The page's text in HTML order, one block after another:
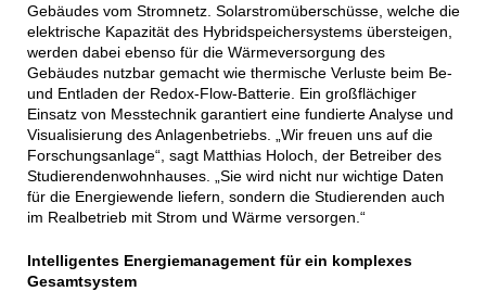
Gebäudes vom Stromnetz. Solarstromüberschüsse, welche die
elektrische Kapazität des Hybridspeichersystems übersteigen,
werden dabei ebenso für die Wärmeversorgung des
Gebäudes nutzbar gemacht wie thermische Verluste beim Be-
und Entladen der Redox-Flow-Batterie. Ein großflächiger
Einsatz von Messtechnik garantiert eine fundierte Analyse und
Visualisierung des Anlagenbetriebs. „Wir freuen uns auf die
Forschungsanlage“, sagt Matthias Holoch, der Betreiber des
Studierendenwohnhauses. „Sie wird nicht nur wichtige Daten
für die Energiewende liefern, sondern die Studierenden auch
im Realbetrieb mit Strom und Wärme versorgen.“
Intelligentes Energiemanagement für ein komplexes
Gesamtsystem